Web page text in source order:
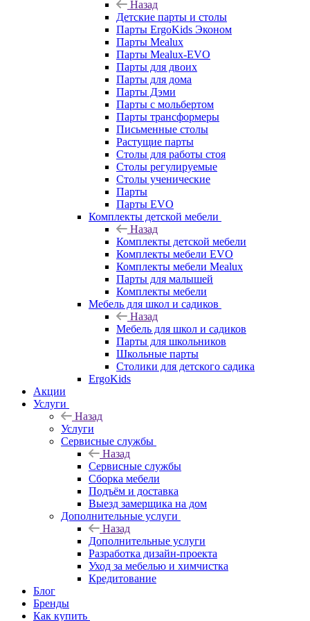
Назад
Детские парты и столы
Парты ErgoKids Эконом
Парты Mealux
Парты Mealux-EVO
Парты для двоих
Парты для дома
Парты Дэми
Парты с мольбертом
Парты трансформеры
Письменные столы
Растущие парты
Столы для работы стоя
Столы регулируемые
Столы ученические
Парты
Парты EVO
Комплекты детской мебели
Назад
Комплекты детской мебели
Комплекты мебели EVO
Комплекты мебели Mealux
Парты для малышей
Комплекты мебели
Мебель для школ и садиков
Назад
Мебель для школ и садиков
Парты для школьников
Школьные парты
Столики для детского садика
ErgoKids
Акции
Услуги
Назад
Услуги
Сервисные службы
Назад
Сервисные службы
Сборка мебели
Подъём и доставка
Выезд замерщика на дом
Дополнительные услуги
Назад
Дополнительные услуги
Разработка дизайн-проекта
Уход за мебелью и химчистка
Кредитование
Блог
Бренды
Как купить